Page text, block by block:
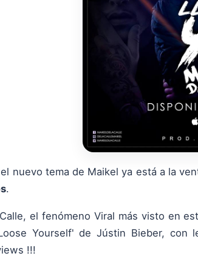
nuevo tema de Maikel ya está a la
.
el fenómeno Viral más visto en
Yourself' de Jústin Bieber, con
!!!